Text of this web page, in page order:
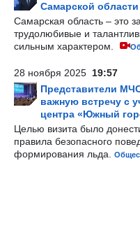
Самарской
Самарская область – это
трудолюбивые и
сильным характером.
28 ноября 2025 19:57
Представители
важную встречу с
центра «Южный
Целью визита было
правила безопасного
формирования льда.